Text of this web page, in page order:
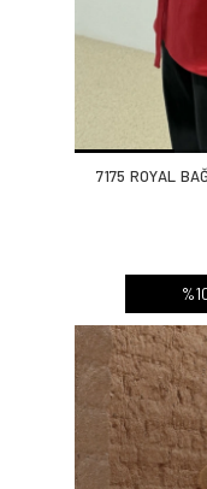
7175 ROYAL